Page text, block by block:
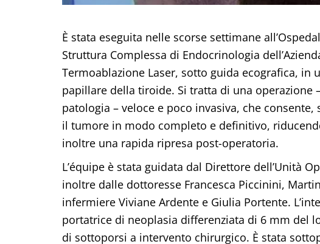
È stata eseguita nelle scorse settimane
Struttura Complessa di Endocrinologia
Termoablazione Laser, sotto guida ecografica, in
papillare della tiroide. Si tratta di una operazione
patologia – veloce e poco invasiva, che
il tumore in modo completo e definitivo,
inoltre una rapida ripresa post-operatoria.
L’équipe è stata guidata dal Direttore dell’Unità
inoltre dalle dottoresse Francesca Piccinini,
infermiere Viviane Ardente e Giulia Portente.
portatrice di neoplasia differenziata di 6 mm del
di sottoporsi a intervento chirurgico. È stata